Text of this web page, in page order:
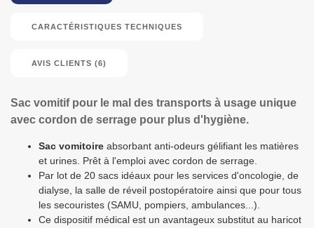
CARACTÉRISTIQUES TECHNIQUES
AVIS CLIENTS (6)
Sac vomitif pour le mal des transports à usage unique
avec cordon de serrage pour plus d'hygiène.
Sac vomitoire absorbant anti-odeurs gélifiant les matières
et urines. Prêt à l'emploi avec cordon de serrage.
Par lot de 20 sacs idéaux pour les services d'oncologie, de
dialyse, la salle de réveil postopératoire ainsi que pour tous
les secouristes (SAMU, pompiers, ambulances...).
Ce dispositif médical est un avantageux substitut au haricot